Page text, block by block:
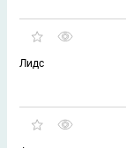
Лидс